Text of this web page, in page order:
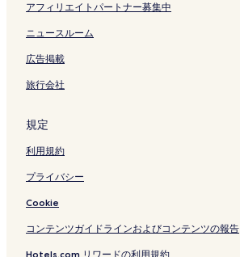
ペ
ー
ジ
を
く
ク
アフィリエイトパートナー募集中
ニュースルーム
広告掲載
旅行会社
規定
利用規約
プライバシー
Cookie
コンテンツガイドラインおよびコンテンツの報告
Hotels.com リワードの利用規約